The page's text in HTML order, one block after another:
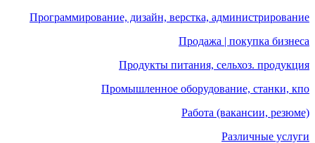
Программирование, дизайн, верстка, администрирование
Продажа | покупка бизнеса
Продукты питания, сельхоз. продукция
Промышленное оборудование, станки, кпо
Работа (вакансии, резюме)
Различные услуги